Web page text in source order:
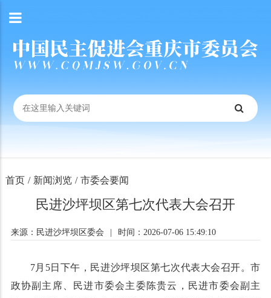
首页 / 新闻浏览 / 市委会要闻
民进沙坪坝区第七次代表大会召开
来源：民进沙坪坝区委会 时间：2026-07-06 15:49:10
7月5日下午，民进沙坪坝区第七次代表大会召开。市
政协副主席、民进市委会主委陈贵云，民进市委会副主